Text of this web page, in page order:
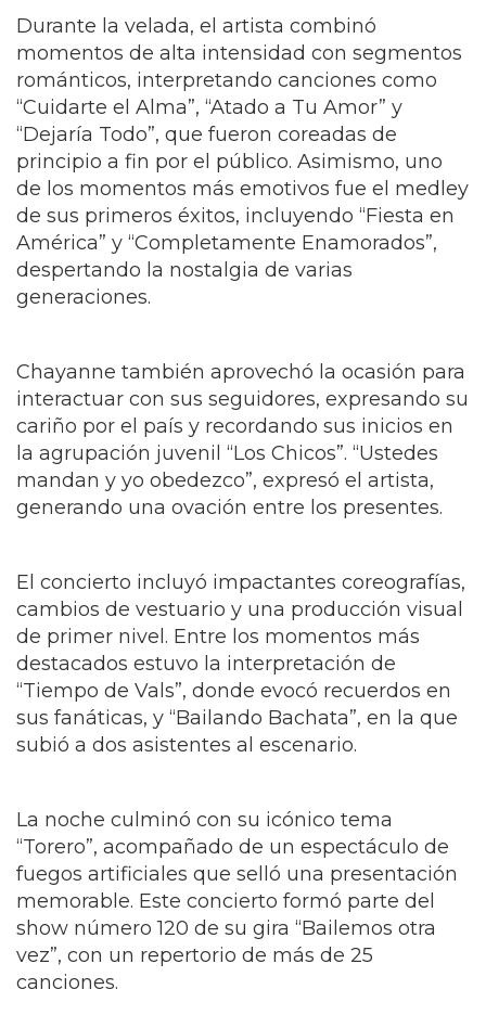
Durante la velada, el artista combinó
momentos de alta intensidad con segmentos
románticos, interpretando canciones como
“Cuidarte el Alma”, “Atado a Tu Amor” y
“Dejaría Todo”, que fueron coreadas de
principio a fin por el público. Asimismo, uno
de los momentos más emotivos fue el medley
de sus primeros éxitos, incluyendo “Fiesta en
América” y “Completamente Enamorados”,
despertando la nostalgia de varias
generaciones.
Chayanne también aprovechó la ocasión para
interactuar con sus seguidores, expresando su
cariño por el país y recordando sus inicios en
la agrupación juvenil “Los Chicos”. “Ustedes
mandan y yo obedezco”, expresó el artista,
generando una ovación entre los presentes.
El concierto incluyó impactantes coreografías,
cambios de vestuario y una producción visual
de primer nivel. Entre los momentos más
destacados estuvo la interpretación de
“Tiempo de Vals”, donde evocó recuerdos en
sus fanáticas, y “Bailando Bachata”, en la que
subió a dos asistentes al escenario.
La noche culminó con su icónico tema
“Torero”, acompañado de un espectáculo de
fuegos artificiales que selló una presentación
memorable. Este concierto formó parte del
show número 120 de su gira “Bailemos otra
vez”, con un repertorio de más de 25
canciones.